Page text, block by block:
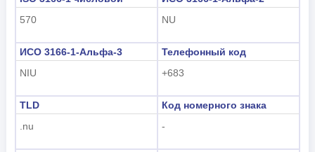
570
NU
ИСО 3166-1-Альфа-3
NIU
Телефонный код
+683
TLD
.nu
Код номерного знака
-